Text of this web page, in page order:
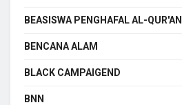
BEASISWA PENGHAFAL AL-QUR'AN
BENCANA ALAM
BLACK CAMPAIGEND
BNN